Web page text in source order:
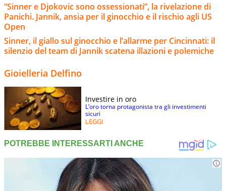
“Sinner e Djokovic sono ossessionati”, la rivelazione di
Panichi. Jannik, ansia per il ginocchio e il rischio agli US
Open
Sinner, il giallo sul ginocchio e l’allarme per Cincinnati: il
silenzio del team di Jannik scatena illazioni e polemiche
Gioielleria Delfino
Investire in oro
L’oro torna protagonista tra gli investimenti
sicuri
LEGGI